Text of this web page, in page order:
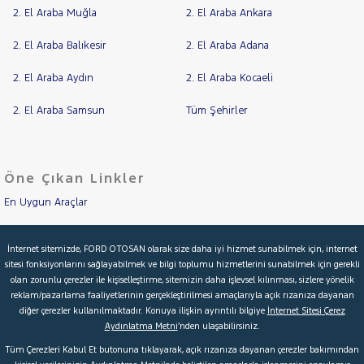
LANCIA
MERCEDES-
BENZ
MINI
MITSUBISHI
MOTORSIKLET
NISSAN
PEUGEOT
RENAULT
SEAT
SSANGYONG
Cinsleri
Türü
Fırsatlar
Boya
Değişen
Parça
No
2. El Araba Muğla 2. El Araba Ankara
2. El Araba Balıkesir 2. El Araba Adana
2. El Araba Aydın 2. El Araba Kocaeli
2. El Araba Samsun Tüm Şehirler
Öne Çıkan Linkler
En Uygun Araçlar
İkinci El Garanti
Kampanyalar
Kredi Hesaplama & Başvuru
İnternet sitemizde, FORD OTOSAN olarak size daha iyi hizmet sunabilmek için, internet
sitesi fonksiyonlarını sağlayabilmek ve bilgi toplumu hizmetlerini sunabilmek için gerekli
olan zorunlu çerezler ile kişiselleştirme, sitemizin daha işlevsel kılınması, sizlere yönelik
reklam/pazarlama faaliyetlerinin gerçekleştirilmesi amaçlarıyla açık rızanıza dayanan
diğer çerezler kullanılmaktadır. Konuya ilişkin ayrıntılı bilgiye İnternet Sitesi Çerez
Aydınlatma Metni’nden ulaşabilirsiniz.
Tüm Çerezleri Kabul Et butonuna tıklayarak, açık rızanıza dayanan çerezler bakımından